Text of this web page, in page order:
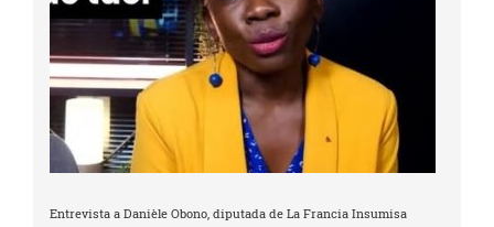
Entrevista a Danièle Obono, diputada de La Francia Insumisa